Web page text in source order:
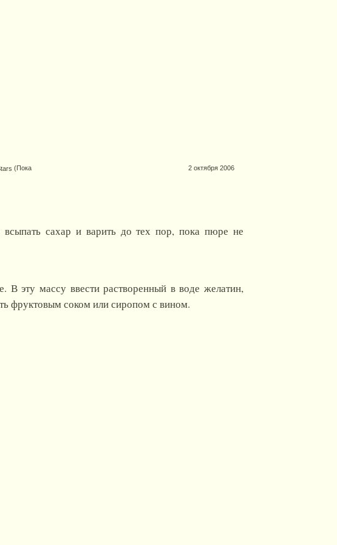
(Пока 2 октября 2006
сахар и варить до тех пор, пока пюре не
эту массу ввести растворенный в воде желатин,
фруктовым соком или сиропом с вином.